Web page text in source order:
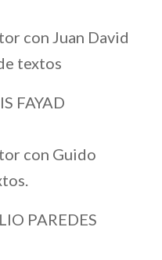
con Juan David
textos
FAYAD
con Guido
PAREDES